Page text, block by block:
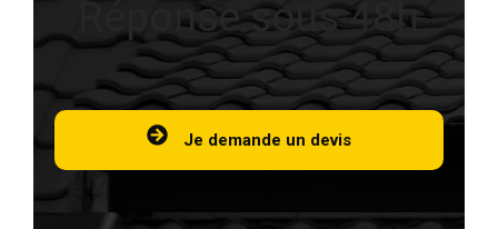
Réponse sous 48h
Je demande un devis